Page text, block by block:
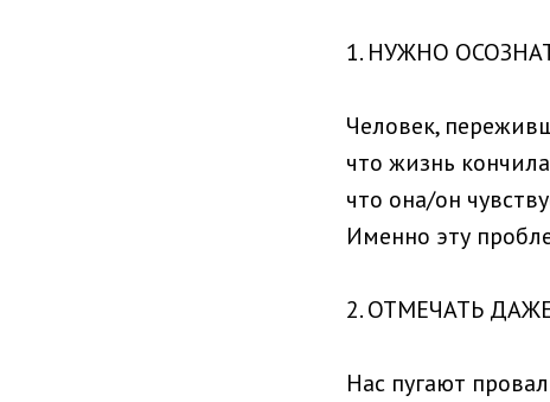
1. НУЖНО
Человек,
что жизнь
что она/он
Именно эту
2. ОТМЕЧАТЬ
Нас пугают